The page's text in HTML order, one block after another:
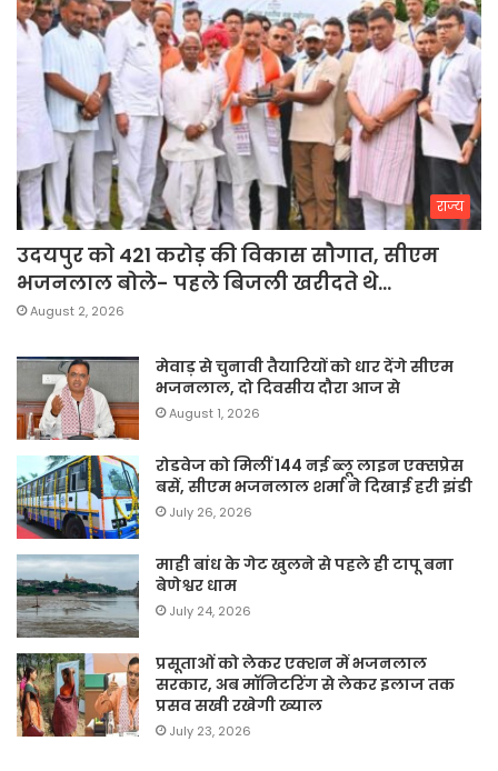
राज्य
उदयपुर को 421 करोड़ की विकास सौगात, सीएम
भजनलाल बोले- पहले बिजली खरीदते थे…
August 2, 2026
मेवाड़ से चुनावी तैयारियों को धार देंगे सीएम
भजनलाल, दो दिवसीय दौरा आज से
August 1, 2026
रोडवेज को मिलीं 144 नई ब्लू लाइन एक्सप्रेस
बसें, सीएम भजनलाल शर्मा ने दिखाई हरी झंडी
July 26, 2026
माही बांध के गेट खुलने से पहले ही टापू बना
बेणेश्वर धाम
July 24, 2026
प्रसूताओं को लेकर एक्शन में भजनलाल
सरकार, अब मॉनिटरिंग से लेकर इलाज तक
प्रसव सखी रखेगी ख्याल
July 23, 2026